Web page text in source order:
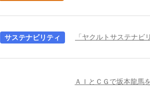
サステナビリティ 「ヤクルトサステナ
ＡＩとＣＧで坂本龍馬